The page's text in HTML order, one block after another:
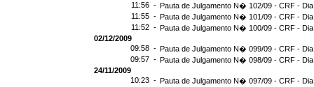
11:56 - Pauta de Julgamento N� 102/09 - CRF -
11:55 - Pauta de Julgamento N� 101/09 - CRF -
11:52 - Pauta de Julgamento N� 100/09 - CRF -
02/12/2009
09:58 - Pauta de Julgamento N� 099/09 - CRF - Dia
09:57 - Pauta de Julgamento N� 098/09 - CRF -
24/11/2009
10:23 - Pauta de Julgamento N� 097/09 - CRF - Dia